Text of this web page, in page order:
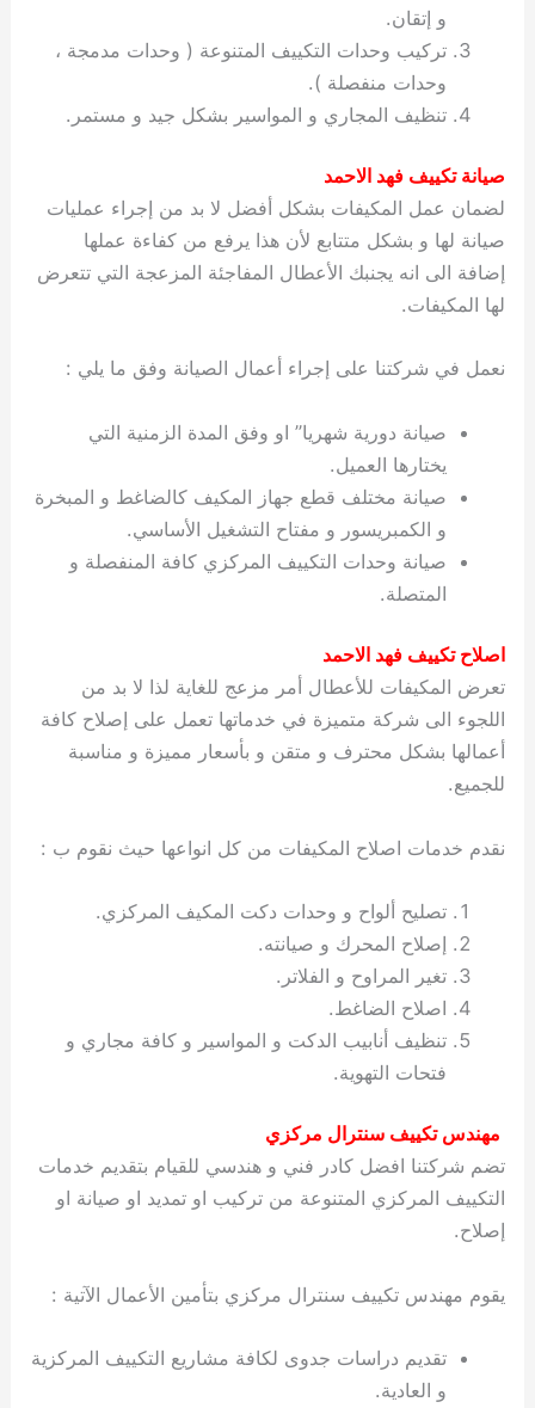
و إتقان.
تركيب وحدات التكييف المتنوعة ( وحدات مدمجة ،
وحدات منفصلة ).
تنظيف المجاري و المواسير بشكل جيد و مستمر.
صيانة تكييف فهد الاحمد
لضمان عمل المكيفات بشكل أفضل لا بد من إجراء عمليات
صيانة لها و بشكل متتابع لأن هذا يرفع من كفاءة عملها
إضافة الى انه يجنبك الأعطال المفاجئة المزعجة التي تتعرض
لها المكيفات.
نعمل في شركتنا على إجراء أعمال الصيانة وفق ما يلي :
صيانة دورية شهريا” او وفق المدة الزمنية التي
يختارها العميل.
صيانة مختلف قطع جهاز المكيف كالضاغط و المبخرة
و الكمبريسور و مفتاح التشغيل الأساسي.
صيانة وحدات التكييف المركزي كافة المنفصلة و
المتصلة.
اصلاح تكييف فهد الاحمد
تعرض المكيفات للأعطال أمر مزعج للغاية لذا لا بد من
اللجوء الى شركة متميزة في خدماتها تعمل على إصلاح كافة
أعمالها بشكل محترف و متقن و بأسعار مميزة و مناسبة
للجميع.
نقدم خدمات اصلاح المكيفات من كل انواعها حيث نقوم ب :
تصليح ألواح و وحدات دكت المكيف المركزي.
إصلاح المحرك و صيانته.
تغير المراوح و الفلاتر.
اصلاح الضاغط.
تنظيف أنابيب الدكت و المواسير و كافة مجاري و
فتحات التهوية.
مهندس تكييف سنترال مركزي
تضم شركتنا افضل كادر فني و هندسي للقيام بتقديم خدمات
التكييف المركزي المتنوعة من تركيب او تمديد او صيانة او
إصلاح.
يقوم مهندس تكييف سنترال مركزي بتأمين الأعمال الآتية :
تقديم دراسات جدوى لكافة مشاريع التكييف المركزية
و العادية.